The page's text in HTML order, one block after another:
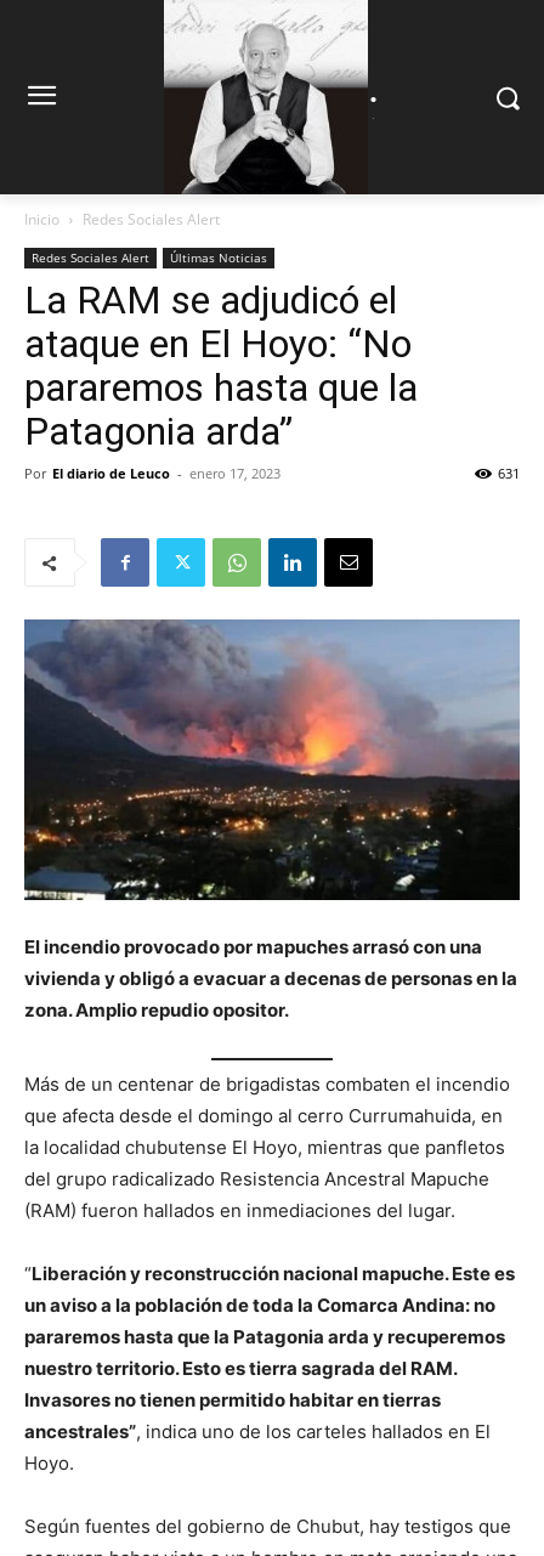
.
Inicio Redes Sociales Alert
Redes Sociales Alert Últimas Noticias
La RAM se adjudicó el
ataque en El Hoyo: “No
pararemos hasta que la
Patagonia arda”
Por El diario de Leuco - enero 17, 2023 631
El incendio provocado por mapuches arrasó con una
vivienda y obligó a evacuar a decenas de personas en la
zona. Amplio repudio opositor.
Más de un centenar de brigadistas combaten el incendio
que afecta desde el domingo al cerro Currumahuida, en
la localidad chubutense El Hoyo, mientras que panfletos
del grupo radicalizado Resistencia Ancestral Mapuche
(RAM) fueron hallados en inmediaciones del lugar.
“Liberación y reconstrucción nacional mapuche. Este es
un aviso a la población de toda la Comarca Andina: no
pararemos hasta que la Patagonia arda y recuperemos
nuestro territorio. Esto es tierra sagrada del RAM.
Invasores no tienen permitido habitar en tierras
ancestrales”, indica uno de los carteles hallados en El
Hoyo.
Según fuentes del gobierno de Chubut, hay testigos que